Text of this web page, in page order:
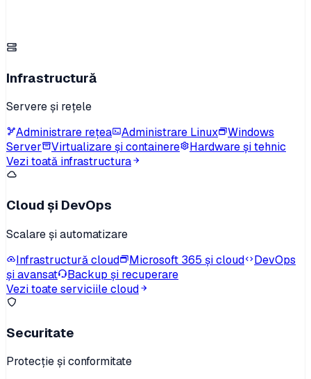
Infrastructură
Servere și rețele
Administrare rețea
Administrare Linux
Windows
Server
Virtualizare și containere
Hardware și tehnic
Vezi toată infrastructura
Cloud și DevOps
Scalare și automatizare
Infrastructură cloud
Microsoft 365 și cloud
DevOps
și avansat
Backup și recuperare
Vezi toate serviciile cloud
Securitate
Protecție și conformitate